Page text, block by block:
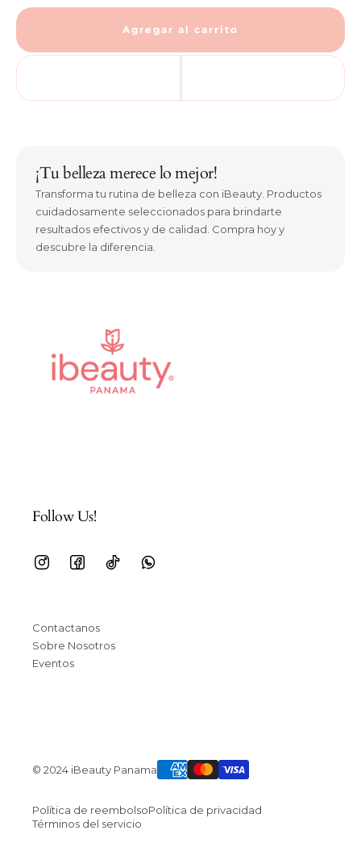
Agregar al carrito
¡Tu belleza merece lo mejor!
Transforma tu rutina de belleza con iBeauty. Productos
cuidadosamente seleccionados para brindarte
resultados efectivos y de calidad. Compra hoy y
descubre la diferencia.
Follow Us!
Contactanos
Sobre Nosotros
Eventos
© 2024 iBeauty Panama
Política de reembolsoPolítica de privacidad
Términos del servicio